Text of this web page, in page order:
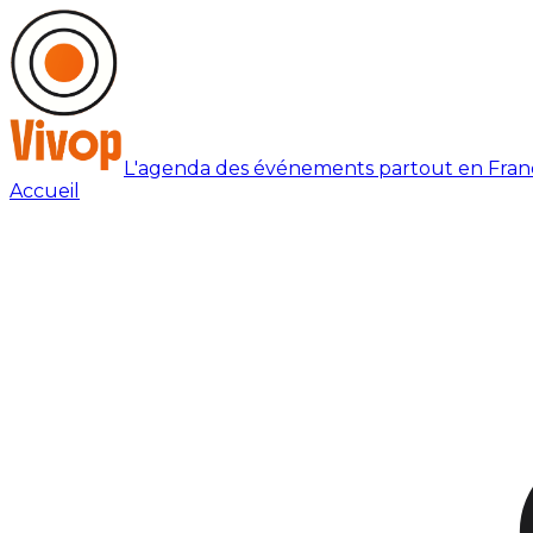
L'agenda des événements partout en
Accueil